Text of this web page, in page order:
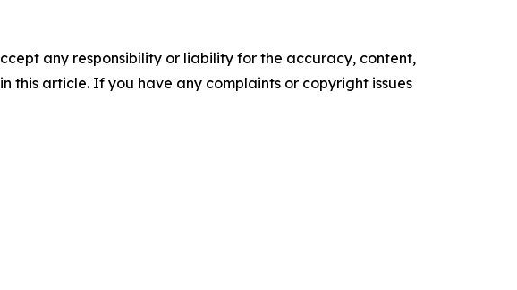
any responsibility or liability for the accuracy, content,
this article. If you have any complaints or copyright issues